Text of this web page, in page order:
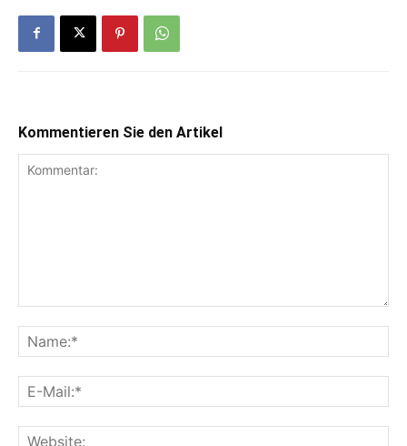
Kommentieren Sie den Artikel